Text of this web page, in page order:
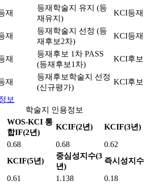
재
등재학술지 유지 (등
재유지)
KCI등재
재
등재학술지 선정 (등
재후보2차)
KCI등재
재
등재후보 1차 PASS
(등재후보1차)
KCI후보
재
등재후보학술지 선정
(신규평가)
KCI후보
보
학술지 인용정보
WOS-KCI 통
합IF(2년)
KCIF(2년) KCIF(3년)
0.68 0.68
0.62
KCIF(5년)
중심성지수(3
년)
즉시성지수
0.61 1.138 0.18